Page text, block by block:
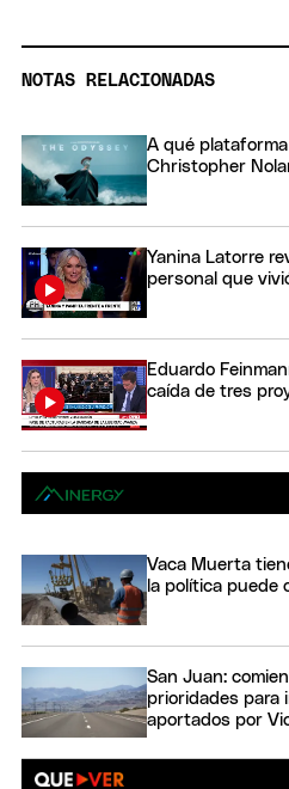
NOTAS RELACIONADAS
A qué
Christopher
Yanina Latorre
personal que
Eduardo
caída de tres
Vaca Muerta
la política puede
San Juan:
prioridades para
aportados por